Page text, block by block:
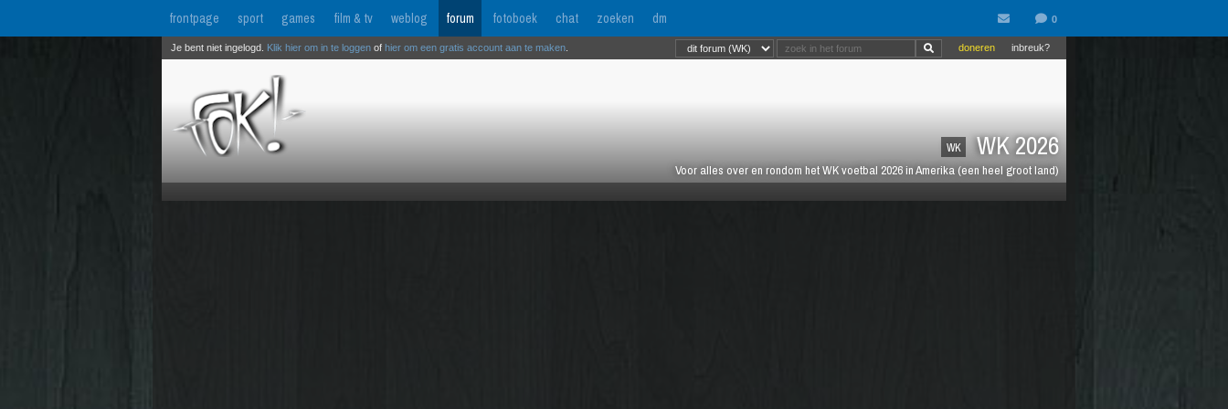
frontpage sport games film & tv weblog forum fotoboek chat zoeken dm
WK WK 2026
Voor alles over en rondom het WK voetbal 2026 in Amerika (een heel groot land)
inbreuk?
doneren
Je bent niet ingelogd. Klik hier om in te loggen of hier om een gratis account aan te maken